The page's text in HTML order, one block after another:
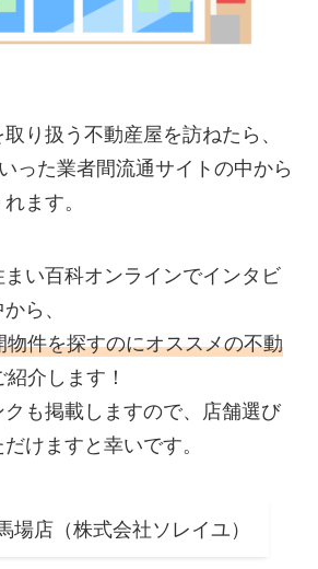
り扱う不動産屋を訪ねたら、
った業者間流通サイトの中から
ます。
い百科オンラインでインタビ
ら、
物件を探すのにオススメの不動
介します！
も掲載しますので、店舗選び
けますと幸いです。
場店（株式会社ソレイユ）